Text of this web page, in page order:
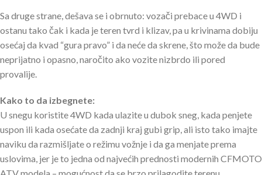
Sa druge strane, dešava se i obrnuto: vozači prebace u 4WD i
ostanu tako čak i kada je teren tvrd i klizav, pa u krivinama dobiju
osećaj da kvad “gura pravo” i da neće da skrene, što može da bude
neprijatno i opasno, naročito ako vozite nizbrdo ili pored
provalije.
Kako to da izbegnete:
U snegu koristite 4WD kada ulazite u dubok sneg, kada penjete
uspon ili kada osećate da zadnji kraj gubi grip, ali isto tako imajte
naviku da razmišljate o režimu vožnje i da ga menjate prema
uslovima, jer je to jedna od najvećih prednosti modernih CFMOTO